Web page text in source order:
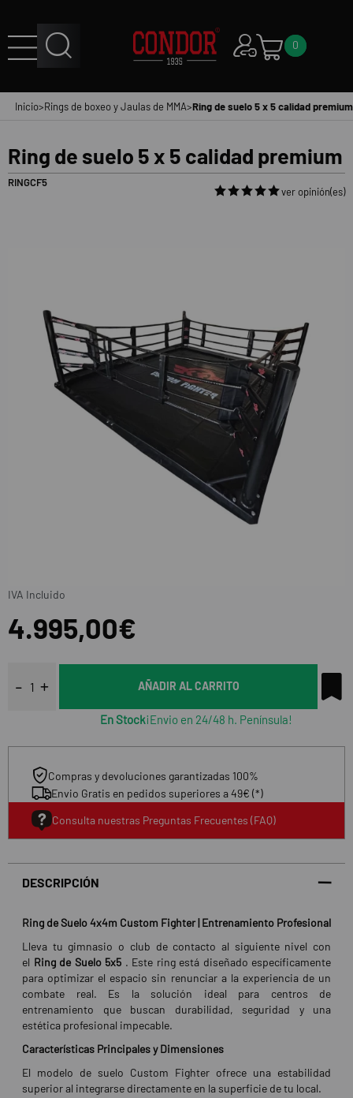
0
Inicio>Rings de boxeo y Jaulas de MMA>Ring de suelo 5 x 5 calidad premium
Ring de suelo 5 x 5 calidad premium
RINGCF5
ver opinión(es)
4.995,00€
IVA Incluido
AÑADIR AL CARRITO
En Stock¡Envio en 24/48 h. Península!
Compras y devoluciones garantizadas 100%
Envio Gratis en pedidos superiores a 49€ (*)
Consulta nuestras Preguntas Frecuentes (FAQ)
DESCRIPCIÓN
Ring de Suelo 4x4m Custom Fighter | Entrenamiento Profesional
Lleva tu gimnasio o club de contacto al siguiente nivel con
el Ring de Suelo 5x5 . Este ring está diseñado específicamente
para optimizar el espacio sin renunciar a la experiencia de un
combate real. Es la solución ideal para centros de
entrenamiento que buscan durabilidad, seguridad y una
estética profesional impecable.
Características Principales y Dimensiones
El modelo de suelo Custom Fighter ofrece una estabilidad
superior al integrarse directamente en la superficie de tu local.